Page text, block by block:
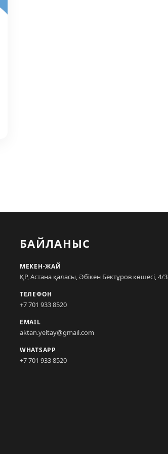
БАЙЛАНЫС
МЕКЕН-ЖАЙ
ҚР, Астана қаласы, Әбікен Бектұров көшесі, 4/3
ТЕЛЕФОН
+7 701 933 8520
EMAIL
aktan.yeltay@gmail.com
WHATSAPP
+7 701 933 8520